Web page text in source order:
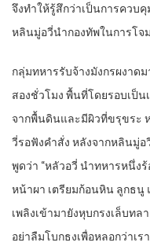
จึงทำให้รู้สึกว่าเป็นการควบ
หลินมู่อวี่นำกองทัพในการโจ
กลุ่มทหารรับจ้างมังกรผงาด
สองชั่วโมง พื้นที่โดยรอบเป็
จากพื้นดินและมีผิวที่ขรุขระ
วี่รอฟังคำสั่ง หลังจากหลินมู่
พูดว่า “หลัวอวี่ นำทหารหนึ่ง
หน้าผา เตรียมก้อนหิน ลูกธนู
เพลิงเข้ามายังหุบกรงเล็บท
อย่าลืมโบกธงเพื่อหลอกว่าเ